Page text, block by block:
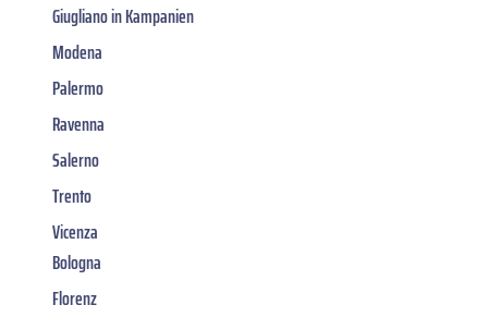
Giugliano in Kampanien
Modena
Palermo
Ravenna
Salerno
Trento
Vicenza
Bologna
Florenz